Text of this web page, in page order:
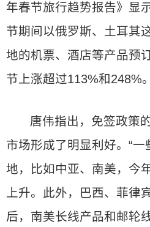
年春节旅行趋势报告》显
节期间以俄罗斯、土耳其
地的机票、酒店等产品预
节上涨超过113%和248%。
唐伟指出，免签政策
市场形成了明显利好。“
地，比如中亚、南美，今
上升。此外，巴西、菲律
后，南美长线产品和邮轮